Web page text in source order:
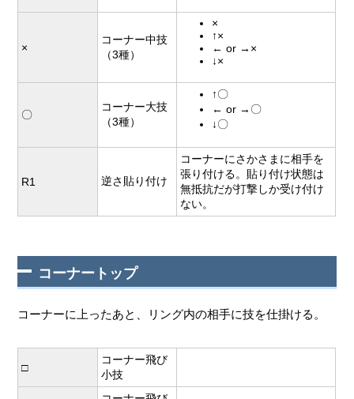
×
コーナー中技
（3種）
×
↑×
← or →×
↓×
〇
コーナー大技
（3種）
↑〇
← or →〇
↓〇
R1 逆さ貼り付け
コーナーにさかさまに相手を
張り付ける。貼り付け状態は
無抵抗だが打撃しか受け付け
ない。
コーナートップ
コーナーに上ったあと、リング内の相手に技を仕掛ける。
□
コーナー飛び
小技